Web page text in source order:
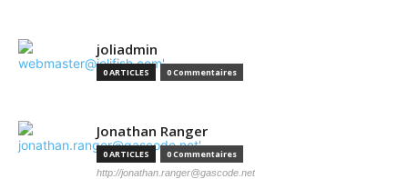
joliadmin
0 ARTICLES 0 Commentaires
Jonathan Ranger
0 ARTICLES 0 Commentaires
http://jonathan.ranger@gascode.net